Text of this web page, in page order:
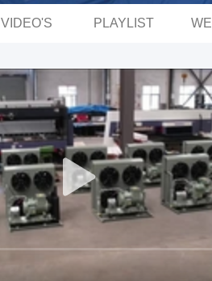
VIDEO'S PLAYLIST